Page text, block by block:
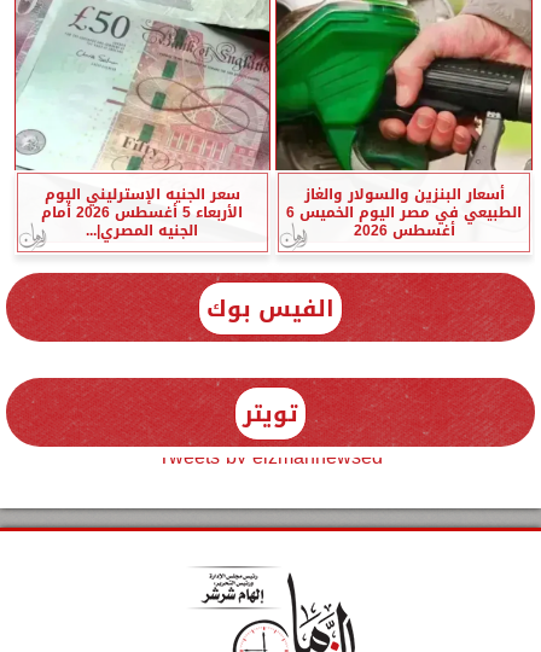
أسعار البنزين والسولار والغاز
الطبيعي في مصر اليوم الخميس 6
أغسطس 2026
سعر الجنيه الإسترليني اليوم
الأربعاء 5 أغسطس 2026 أمام
الجنيه المصري|...
الفيس بوك
تويتر
Tweets by elzmannewseg